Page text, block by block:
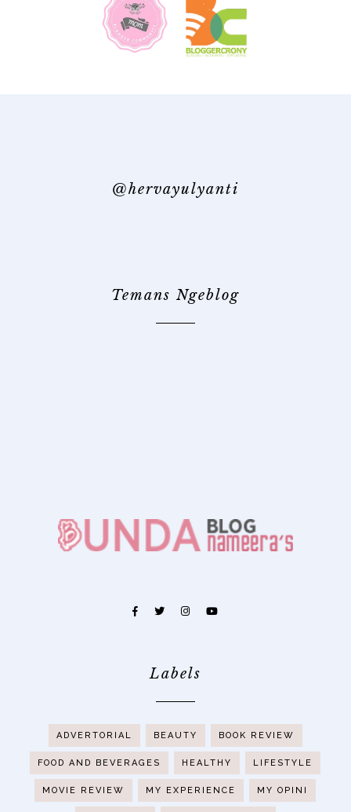
@hervayulyanti
Temans Ngeblog
Labels
ADVERTORIAL BEAUTY BOOK REVIEW
FOOD AND BEVERAGES HEALTHY LIFESTYLE
MOVIE REVIEW MY EXPERIENCE MY OPINI